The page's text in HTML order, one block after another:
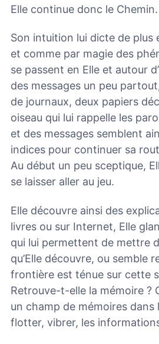
Elle continue donc le Chemin.
Son intuition lui dicte de plus
et comme par magie des
se passent en Elle et autour
des messages un peu
de journaux, deux papiers
oiseau qui lui rappelle les
et des messages semblent
indices pour continuer sa
Au début un peu sceptique,
se laisser aller au jeu.
Elle découvre ainsi des
livres ou sur Internet, Elle
qui lui permettent de mettre
qu’Elle découvre, ou semble
frontière est ténue sur cette
Retrouve-t-elle la mémoire ?
un champ de mémoires dans
flotter, vibrer, les